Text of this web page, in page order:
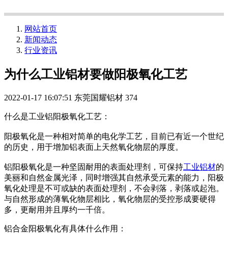
网站首页
新闻动态
行业资讯
为什么工业铝材要做阳极氧化工艺
2022-01-17 16:07:51 东莞国耀铝材 374
什么是工业铝阳极氧化工艺：
阳极氧化是一种相对简单的电化学工艺，目前已有近一个世纪
的历史，用于增加铝表面上天然氧化物层的厚度。
铝阳极氧化是一种坚固耐用的表面处理剂，可保持工业铝材的
美丽和自然金属光泽，同时增强其自然承受元素的能力，阳极
氧化处理是不可或缺的表面处理剂，不会剥落，剥落或起泡。
与自然形成的薄氧化物层相比，氧化物层的受控形成要硬得
多，更耐用并且厚约一千倍。
铝合金阳极氧化有具体什么作用：